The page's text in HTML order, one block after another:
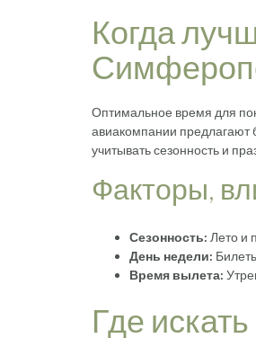
Когда
Оптимальное время для
авиакомпании предлагают
учитывать сезонность и
Факторы,
Сезонность: Лето и
День недели:
Время вылета:
Где